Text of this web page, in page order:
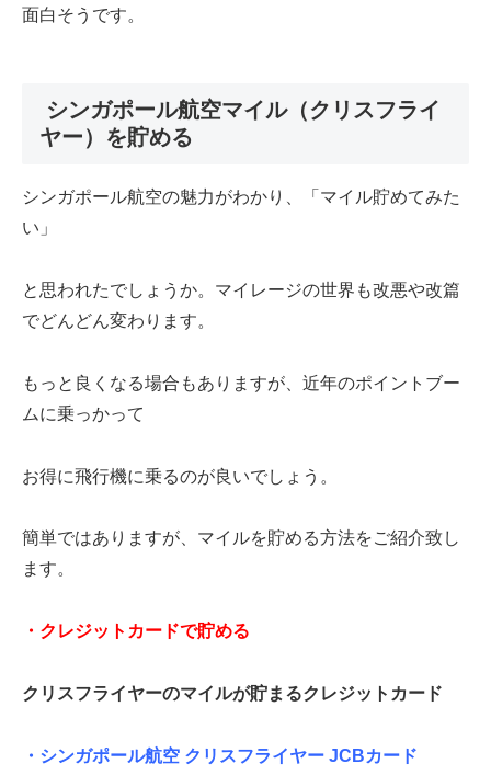
面白そうです。
シンガポール航空マイル（クリスフライ
ヤー）を貯める
シンガポール航空の魅力がわかり、「マイル貯めてみた
い」
と思われたでしょうか。マイレージの世界も改悪や改篇
でどんどん変わります。
もっと良くなる場合もありますが、近年のポイントブー
ムに乗っかって
お得に飛行機に乗るのが良いでしょう。
簡単ではありますが、マイルを貯める方法をご紹介致し
ます。
・クレジットカードで貯める
クリスフライヤーのマイルが貯まるクレジットカード
・シンガポール航空 クリスフライヤー JCBカード